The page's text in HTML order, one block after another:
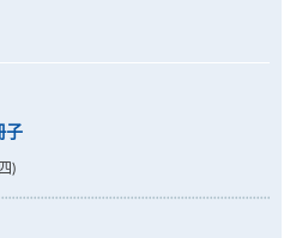
子
)